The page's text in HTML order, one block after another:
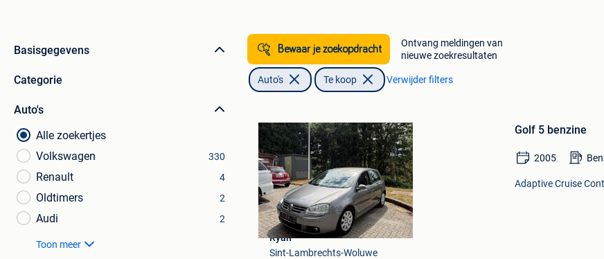
Basisgegevens
Categorie
Auto's
Alle zoekertjes
Volkswagen
330
Renault 4
Oldtimers 2
Audi 2
Toon meer
Bewaar je zoekopdracht
Ontvang meldingen van
nieuwe zoekresultaten
Auto's Te koop Verwijder filters
Mijn
Favorieten
Golf 5 benzine
2005
Adaptive Cruise
Ryan
Sint-Lambrechts-Woluwe